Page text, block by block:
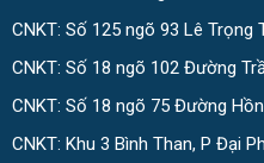
CNKT: Số 125 ngõ 93 Lê Trọng
CNKT: Số 18 ngõ 102 Đường
CNKT: Số 18 ngõ 75 Đường
CNKT: Khu 3 Bình Than, P Đại